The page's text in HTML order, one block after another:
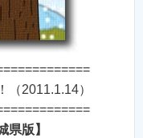
2011.1.14）
県版】